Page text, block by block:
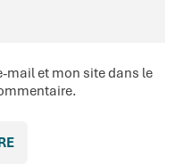
mail et mon site dans le